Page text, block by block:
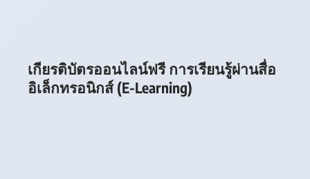
เกียรติบัตรออนไลน์ฟรี การเรียนรู้ผ่านสื่อ
อิเล็กทรอนิกส์ (E-Learning)